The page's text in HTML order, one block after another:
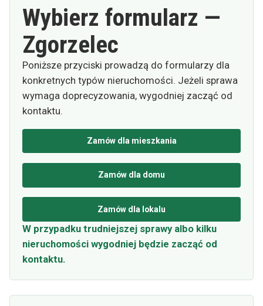
Wybierz formularz —
Zgorzelec
Poniższe przyciski prowadzą do formularzy dla
konkretnych typów nieruchomości. Jeżeli sprawa
wymaga doprecyzowania, wygodniej zacząć od
kontaktu.
Zamów dla mieszkania
Zamów dla domu
Zamów dla lokalu
W przypadku trudniejszej sprawy albo kilku
nieruchomości wygodniej będzie zacząć od
kontaktu.